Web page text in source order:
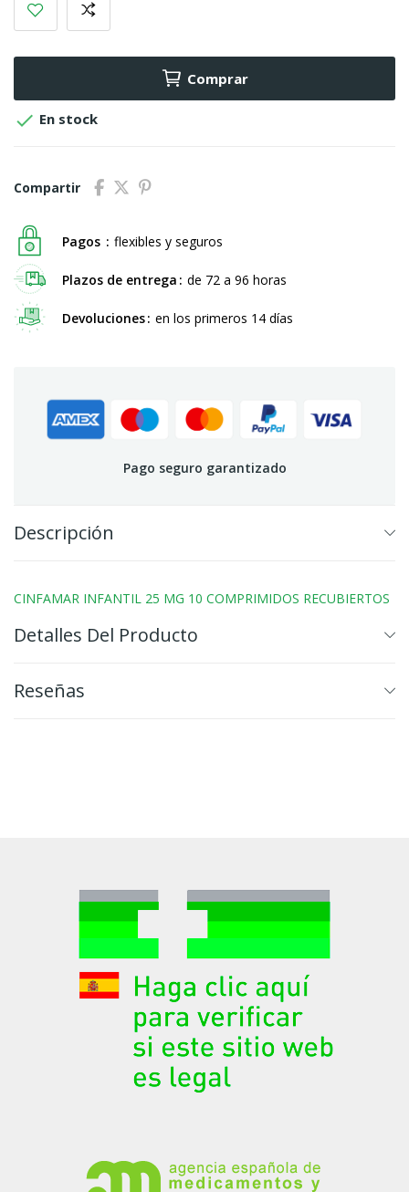
Comprar
 En stock
Compartir
Pagos flexibles y seguros
Plazos de entrega de 72 a 96 horas
Devoluciones en los primeros 14 días
Pago seguro garantizado
Descripción
CINFAMAR INFANTIL 25 MG 10 COMPRIMIDOS RECUBIERTOS
Detalles Del Producto
Reseñas